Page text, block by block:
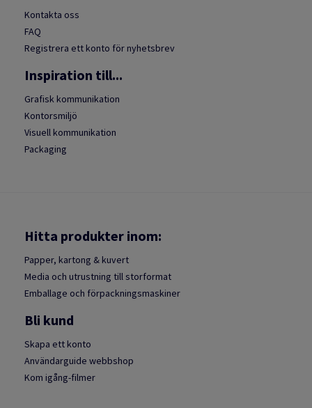
Kontakta oss
FAQ
Registrera ett konto för nyhetsbrev
Inspiration till...
Grafisk kommunikation
Kontorsmiljö
Visuell kommunikation
Packaging
Hitta produkter inom:
Papper, kartong & kuvert
Media och utrustning till storformat
Emballage och förpackningsmaskiner
Bli kund
Skapa ett konto
Användarguide webbshop
Kom igång-filmer